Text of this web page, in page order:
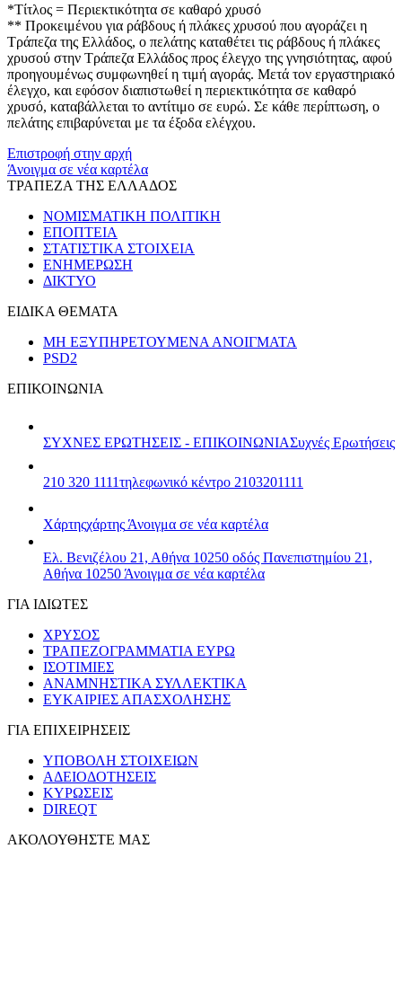
*Τίτλος = Περιεκτικότητα σε καθαρό χρυσό
** Προκειμένου για ράβδους ή πλάκες χρυσού που αγοράζει η
Τράπεζα της Ελλάδος, ο πελάτης καταθέτει τις ράβδους ή πλάκες
χρυσού στην Τράπεζα Ελλάδος προς έλεγχο της γνησιότητας, αφού
προηγουμένως συμφωνηθεί η τιμή αγοράς. Μετά τον εργαστηριακό
έλεγχο, και εφόσον διαπιστωθεί η περιεκτικότητα σε καθαρό
χρυσό, καταβάλλεται το αντίτιμο σε ευρώ. Σε κάθε περίπτωση, ο
πελάτης επιβαρύνεται με τα έξοδα ελέγχου.
Επιστροφή στην αρχή
Άνοιγμα σε νέα καρτέλα
ΤΡΑΠΕΖΑ ΤΗΣ ΕΛΛΑΔΟΣ
ΝΟΜΙΣΜΑΤΙΚΗ ΠΟΛΙΤΙΚΗ
ΕΠΟΠΤΕΙΑ
ΣΤΑΤΙΣΤΙΚΑ ΣΤΟΙΧΕΙΑ
ΕΝΗΜΕΡΩΣΗ
ΔΙΚΤΥΟ
ΕΙΔΙΚΑ ΘΕΜΑΤΑ
ΜΗ ΕΞΥΠΗΡΕΤΟΥΜΕΝΑ ΑΝΟΙΓΜΑΤΑ
PSD2
ΕΠΙΚΟΙΝΩΝΙΑ
ΣΥΧΝΕΣ ΕΡΩΤΗΣΕΙΣ - ΕΠΙΚΟΙΝΩΝΙΑΣυχνές Ερωτήσεις
210 320 1111τηλεφωνικό κέντρο 2103201111
Χάρτηςχάρτης Άνοιγμα σε νέα καρτέλα
Ελ. Βενιζέλου 21, Αθήνα 10250 οδός Πανεπιστημίου 21,
Αθήνα 10250 Άνοιγμα σε νέα καρτέλα
ΓΙΑ ΙΔΙΩΤΕΣ
ΧΡΥΣΟΣ
ΤΡΑΠΕΖΟΓΡΑΜΜΑΤΙΑ ΕΥΡΩ
ΙΣΟΤΙΜΙΕΣ
ΑΝΑΜΝΗΣΤΙΚΑ ΣΥΛΛΕΚΤΙΚΑ
ΕΥΚΑΙΡΙΕΣ ΑΠΑΣΧΟΛΗΣΗΣ
ΓΙΑ ΕΠΙΧΕΙΡΗΣΕΙΣ
ΥΠΟΒΟΛΗ ΣΤΟΙΧΕΙΩΝ
ΑΔΕΙΟΔΟΤΗΣΕΙΣ
ΚΥΡΩΣΕΙΣ
DIREQT
ΑΚΟΛΟΥΘΗΣΤΕ ΜΑΣ